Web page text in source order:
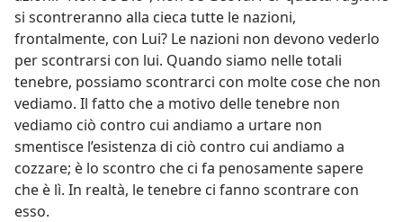
si scontreranno alla cieca tutte le nazioni,
frontalmente, con Lui? Le nazioni non devono vederlo
per scontrarsi con lui. Quando siamo nelle totali
tenebre, possiamo scontrarci con molte cose che non
vediamo. Il fatto che a motivo delle tenebre non
vediamo ciò contro cui andiamo a urtare non
smentisce l’esistenza di ciò contro cui andiamo a
cozzare; è lo scontro che ci fa penosamente sapere
che è lì. In realtà, le tenebre ci fanno scontrare con
esso.